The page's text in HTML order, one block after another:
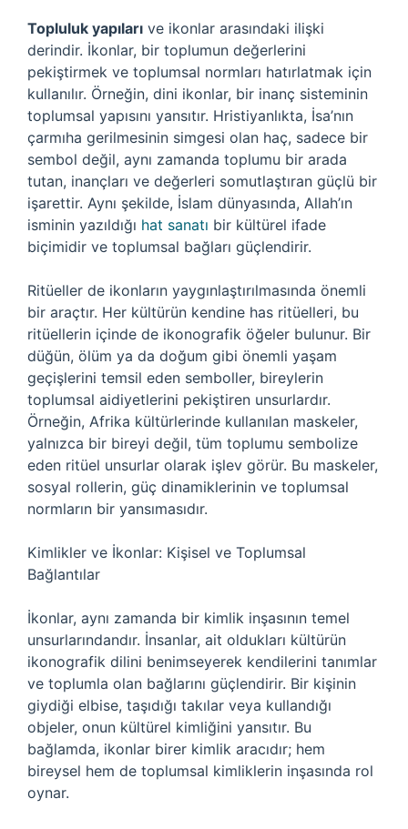
Topluluk yapıları ve ikonlar arasındaki ilişki
derindir. İkonlar, bir toplumun değerlerini
pekiştirmek ve toplumsal normları hatırlatmak için
kullanılır. Örneğin, dini ikonlar, bir inanç sisteminin
toplumsal yapısını yansıtır. Hristiyanlıkta, İsa’nın
çarmıha gerilmesinin simgesi olan haç, sadece bir
sembol değil, aynı zamanda toplumu bir arada
tutan, inançları ve değerleri somutlaştıran güçlü bir
işarettir. Aynı şekilde, İslam dünyasında, Allah’ın
isminin yazıldığı hat sanatı bir kültürel ifade
biçimidir ve toplumsal bağları güçlendirir.
Ritüeller de ikonların yaygınlaştırılmasında önemli
bir araçtır. Her kültürün kendine has ritüelleri, bu
ritüellerin içinde de ikonografik öğeler bulunur. Bir
düğün, ölüm ya da doğum gibi önemli yaşam
geçişlerini temsil eden semboller, bireylerin
toplumsal aidiyetlerini pekiştiren unsurlardır.
Örneğin, Afrika kültürlerinde kullanılan maskeler,
yalnızca bir bireyi değil, tüm toplumu sembolize
eden ritüel unsurlar olarak işlev görür. Bu maskeler,
sosyal rollerin, güç dinamiklerinin ve toplumsal
normların bir yansımasıdır.
Kimlikler ve İkonlar: Kişisel ve Toplumsal
Bağlantılar
İkonlar, aynı zamanda bir kimlik inşasının temel
unsurlarındandır. İnsanlar, ait oldukları kültürün
ikonografik dilini benimseyerek kendilerini tanımlar
ve toplumla olan bağlarını güçlendirir. Bir kişinin
giydiği elbise, taşıdığı takılar veya kullandığı
objeler, onun kültürel kimliğini yansıtır. Bu
bağlamda, ikonlar birer kimlik aracıdır; hem
bireysel hem de toplumsal kimliklerin inşasında rol
oynar.